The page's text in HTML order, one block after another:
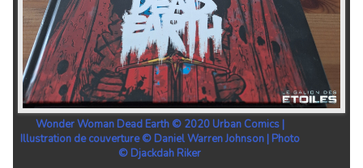
Wonder Woman Dead Earth © 2020 Urban Comics |
Illustration de couverture © Daniel Warren Johnson | Photo
© Djackdah Riker